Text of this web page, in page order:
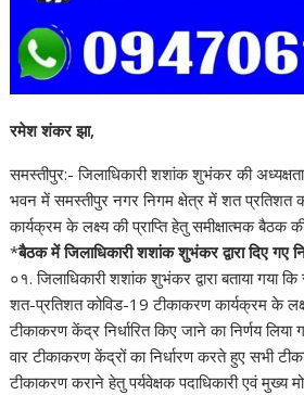
रमेश शंकर झा,
समस्तीपुर:- जिलाधिकारी शशांक शुभंकर की
भवन में समस्तीपुर नगर निगम क्षेत्र में शत प्रतिशत
कार्यक्रम के लक्ष्य की प्राप्ति हेतु समीक्षात्मक बैठक
*बैठक में जिलाधिकारी शशांक शुभंकर द्वारा दिए गए
०१. जिलाधिकारी शशांक शुभंकर द्वारा बताया गया
शत-प्रतिशत कोविड-19 टीकाकरण कार्यक्रम के लक्ष्य
टीकाकरण केंद्र निर्धारित किए जाने का निर्णय
वार टीकाकरण केंद्रों का निर्धारण करते हुए सभी
टीकाकरण कराने हेतु पर्यवेक्षक पदाधिकारी एवं मुख्य